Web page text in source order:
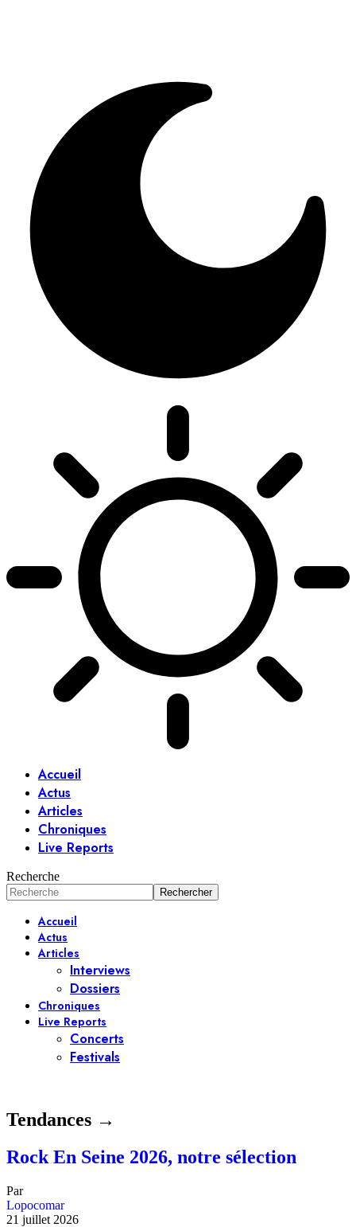
Accueil
Actus
Articles
Chroniques
Live Reports
Recherche
Accueil
Actus
Articles
Interviews
Dossiers
Chroniques
Live Reports
Concerts
Festivals
Tendances →
Rock En Seine 2026, notre sélection
Par
Lopocomar
21 juillet 2026